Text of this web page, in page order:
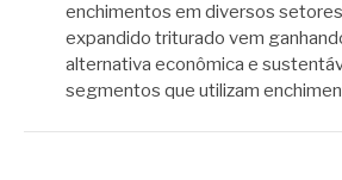
enchimentos em diversos
expandido triturado vem
alternativa econômica e
segmentos que utilizam